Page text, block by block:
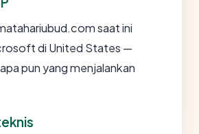
saat ini
di United States —
pun yang menjalankan